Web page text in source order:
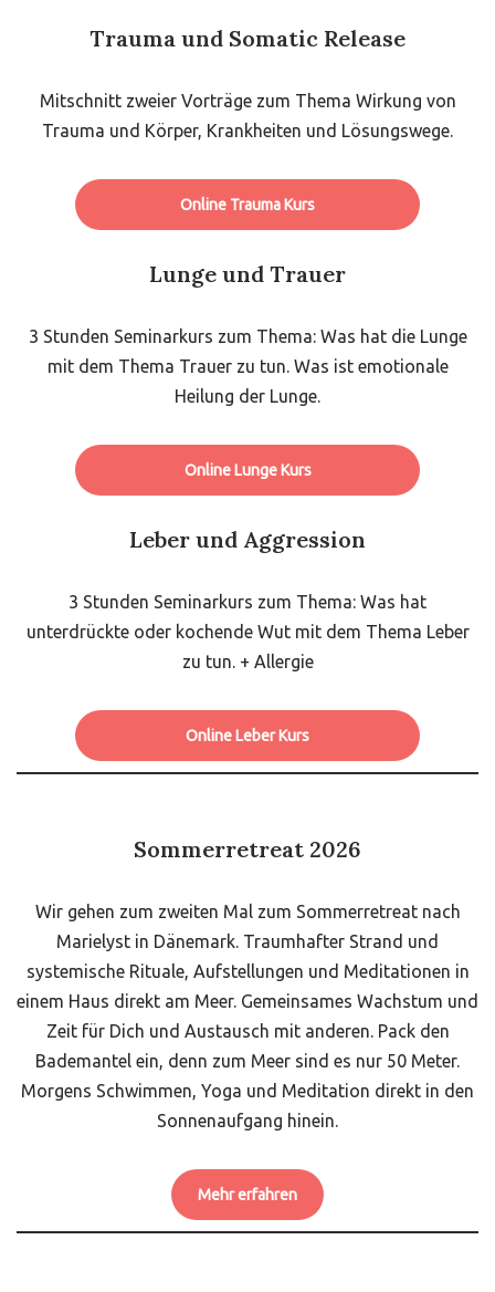
Trauma und Somatic Release
Mitschnitt zweier Vorträge zum Thema Wirkung von
Trauma und Körper, Krankheiten und Lösungswege.
Online Trauma Kurs
Lunge und Trauer
3 Stunden Seminarkurs zum Thema: Was hat die Lunge
mit dem Thema Trauer zu tun. Was ist emotionale
Heilung der Lunge.
Online Lunge Kurs
Leber und Aggression
3 Stunden Seminarkurs zum Thema: Was hat
unterdrückte oder kochende Wut mit dem Thema Leber
zu tun. + Allergie
Online Leber Kurs
Sommerretreat 2026
Wir gehen zum zweiten Mal zum Sommerretreat nach
Marielyst in Dänemark. Traumhafter Strand und
systemische Rituale, Aufstellungen und Meditationen in
einem Haus direkt am Meer. Gemeinsames Wachstum und
Zeit für Dich und Austausch mit anderen. Pack den
Bademantel ein, denn zum Meer sind es nur 50 Meter.
Morgens Schwimmen, Yoga und Meditation direkt in den
Sonnenaufgang hinein.
Mehr erfahren